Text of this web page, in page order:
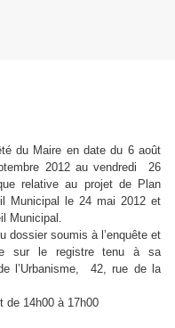
du Maire en date du 6 août
2012 au vendredi 26
relative au projet de Plan
Municipal le 24 mai 2012 et
Municipal.
dossier soumis à l’enquête et
sur le registre tenu à sa
l’Urbanisme, 42, rue de la
de 14h00 à 17h00